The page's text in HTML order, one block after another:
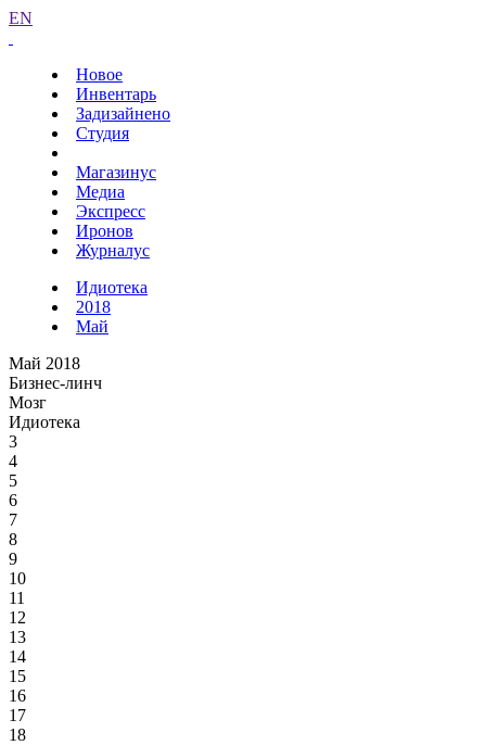
EN
Новое
Инвентарь
Задизайнено
Студия
Магазинус
Медиа
Экспресс
Иронов
Журналус
Идиотека
2018
Май
Май 2018
Бизнес-линч
Мозг
Идиотека
3
4
5
6
7
8
9
10
11
12
13
14
15
16
17
18